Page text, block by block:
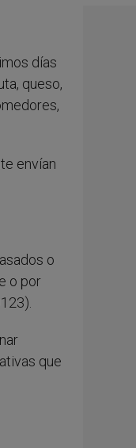
días
queso,
envían
o
o por
que